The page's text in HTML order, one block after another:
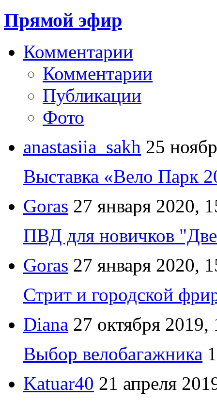
Прямой эфир
Комментарии
Комментарии
Публикации
Фото
anastasiia_sakh 25
Выставка «Вело Парк
Goras 27 января 2020,
ПВД для новичков
Goras 27 января 2020,
Стрит и городской
Diana 27 октября 2019,
Выбор велобагажника
Katuar40 21 апреля